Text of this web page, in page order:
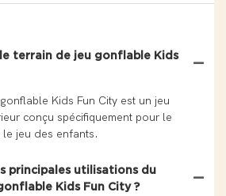
terrain de jeu gonflable Kids
Kids Fun City est un jeu
conçu spécifiquement pour le
le jeu des enfants.
principales utilisations du
Kids Fun City ?